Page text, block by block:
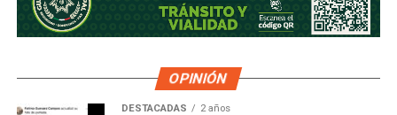
OPINIÓN
DESTACADAS 2 años